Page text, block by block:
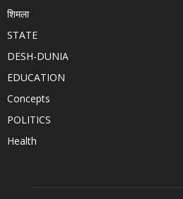
शिमला
STATE
DESH-DUNIA
EDUCATION
Concepts
POLITICS
Health